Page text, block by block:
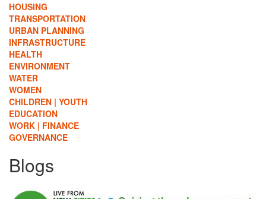
HOUSING
TRANSPORTATION
URBAN PLANNING
INFRASTRUCTURE
HEALTH
ENVIRONMENT
WATER
WOMEN
CHILDREN | YOUTH
EDUCATION
WORK | FINANCE
GOVERNANCE
Blogs